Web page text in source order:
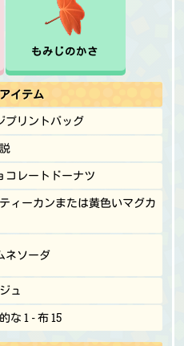
もみじのかさ
イテム
プリントバッグ
コレートドーナツ
ティーカンまたは黄色いマグカ
ネソーダ
ュ
な 1 - 布 15